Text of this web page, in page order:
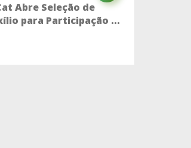
Abre Seleção de
para Participação ...